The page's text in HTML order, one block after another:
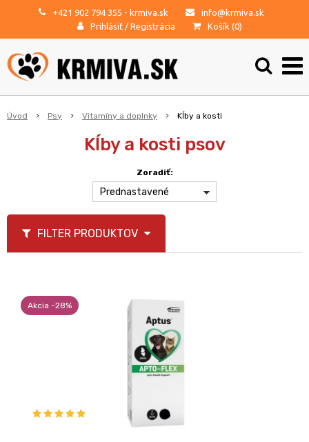
+421 902 794 355 - krmiva.sk
info@krmiva.sk
Prihlásiť / Registrácia Košík (0)
Úvod Psy Vitamíny a doplnky Kĺby a kosti
Kĺby a kosti psov
Zoradiť:
Prednastavené
FILTER PRODUKTOV
Akcia -28%